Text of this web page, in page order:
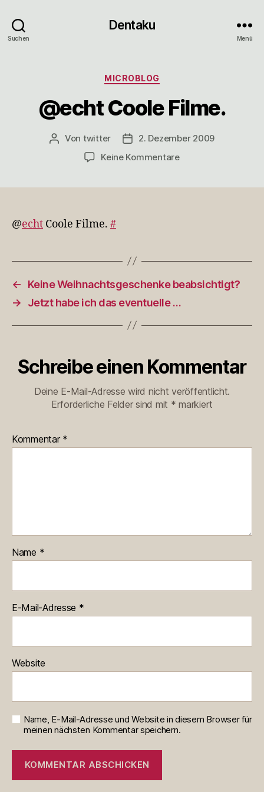
Suchen
Dentaku
Menü
Kategorien
MICROBLOG
@echt Coole Filme.
Beitragsautor
Von twitter Veröffentlichungsdatum
2. Dezember 2009
Keine Kommentarezu
@echt Coole Filme. #
←
Keine Weihnachtsgeschenke beabsichtigt?
→
Jetzt habe ich das eventuelle …
Schreibe einen Kommentar
Deine E-Mail-Adresse wird nicht veröffentlicht.
Erforderliche Felder sind mit * markiert
Kommentar *
Name *
E-Mail-Adresse *
Website
Name, E-Mail-Adresse und Website in diesem Browser für
meinen nächsten Kommentar speichern.